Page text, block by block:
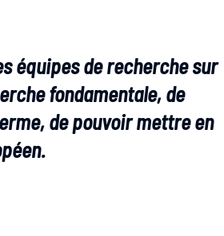
équipes de recherche sur
fondamentale, de
de pouvoir mettre en